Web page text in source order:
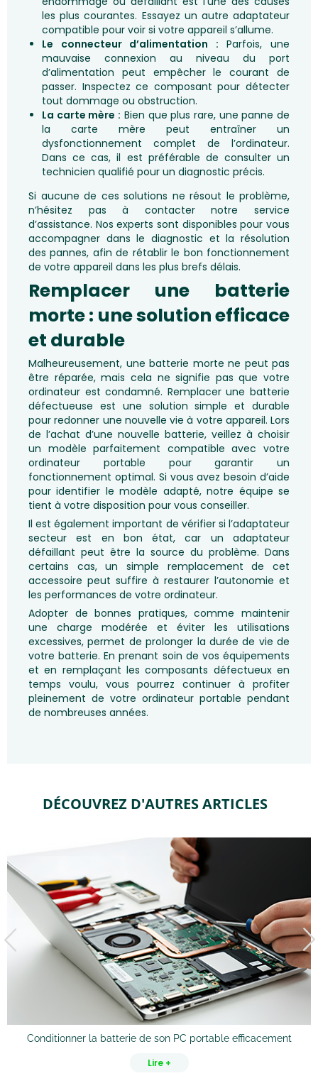
les plus courantes. Essayez un autre adaptateur
compatible pour voir si votre appareil s’allume.
Le connecteur d’alimentation : Parfois, une
mauvaise connexion au niveau du port
d’alimentation peut empêcher le courant de
passer. Inspectez ce composant pour détecter
tout dommage ou obstruction.
La carte mère : Bien que plus rare, une panne de
la carte mère peut entraîner un
dysfonctionnement complet de l’ordinateur.
Dans ce cas, il est préférable de consulter un
technicien qualifié pour un diagnostic précis.
Si aucune de ces solutions ne résout le problème,
n’hésitez pas à contacter notre service
d’assistance. Nos experts sont disponibles pour vous
accompagner dans le diagnostic et la résolution
des pannes, afin de rétablir le bon fonctionnement
de votre appareil dans les plus brefs délais.
Remplacer une batterie
morte : une solution efficace
et durable
Malheureusement, une batterie morte ne peut pas
être réparée, mais cela ne signifie pas que votre
ordinateur est condamné. Remplacer une batterie
défectueuse est une solution simple et durable
pour redonner une nouvelle vie à votre appareil. Lors
de l’achat d’une nouvelle batterie, veillez à choisir
un modèle parfaitement compatible avec votre
ordinateur portable pour garantir un
fonctionnement optimal. Si vous avez besoin d’aide
pour identifier le modèle adapté, notre équipe se
tient à votre disposition pour vous conseiller.
Il est également important de vérifier si l’adaptateur
secteur est en bon état, car un adaptateur
défaillant peut être la source du problème. Dans
certains cas, un simple remplacement de cet
accessoire peut suffire à restaurer l’autonomie et
les performances de votre ordinateur.
Adopter de bonnes pratiques, comme maintenir
une charge modérée et éviter les utilisations
excessives, permet de prolonger la durée de vie de
votre batterie. En prenant soin de vos équipements
et en remplaçant les composants défectueux en
temps voulu, vous pourrez continuer à profiter
pleinement de votre ordinateur portable pendant
de nombreuses années.
DÉCOUVREZ D'AUTRES ARTICLES
Conditionner la batterie de son PC portable efficacement
Lire +